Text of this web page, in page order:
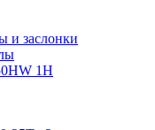
и заслонки